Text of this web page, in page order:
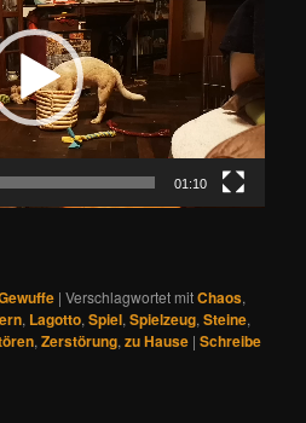
01:10
|Verschlagwortet mitChaos,
, Lagotto,Spiel,Spielzeug,Steine,
,Zerstörung,zu Hause |Schreibe